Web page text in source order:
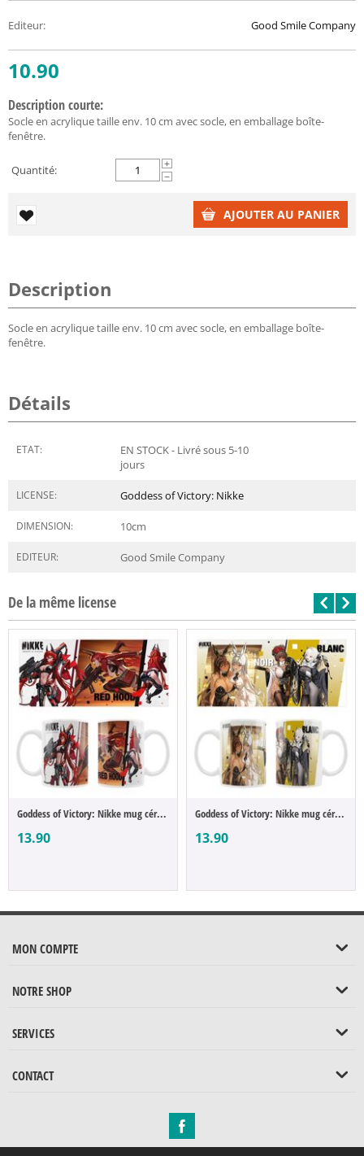
Editeur: Good Smile Company
10.90
Description courte:
Socle en acrylique taille env. 10 cm avec socle, en emballage boîte-
fenêtre.
Quantité:
+
−
AJOUTER AU PANIER
Description
Socle en acrylique taille env. 10 cm avec socle, en emballage boîte-
fenêtre.
Détails
ETAT:
EN STOCK - Livré sous 5-10
jours
LICENSE: Goddess of Victory: Nikke
DIMENSION: 10cm
EDITEUR: Good Smile Company
De la même license
Goddess of Victory: Nikke mug céramique R...
13.90
Goddess of Victory: Nikke mug céramique B...
13.90
MON COMPTE
NOTRE SHOP
SERVICES
CONTACT